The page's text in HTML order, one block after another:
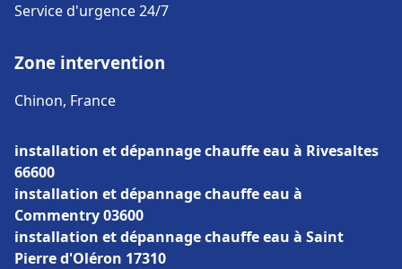
Service d'urgence 24/7
Zone intervention
Chinon, France
installation et dépannage chauffe eau à Rivesaltes
66600
installation et dépannage chauffe eau à
Commentry 03600
installation et dépannage chauffe eau à Saint
Pierre d'Oléron 17310